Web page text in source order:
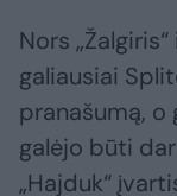
Nors
galiausiai
pranašumą,
galėjo būti
„Hajduk“